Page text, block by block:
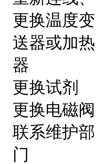
更换温度变
送器或加热
器
更换试剂
更换电磁阀
联系维护部
门